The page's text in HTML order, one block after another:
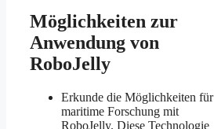
Möglichkeiten zur
Anwendung von
RoboJelly
Erkunde die Möglichkeiten für
maritime Forschung mit
RoboJelly. Diese Technologie